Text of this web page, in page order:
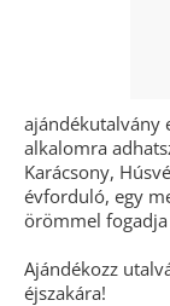
ajándékutalvány
alkalomra
Karácsony,
évforduló, egy
örömmel
Ajándékozz
éjszakára!